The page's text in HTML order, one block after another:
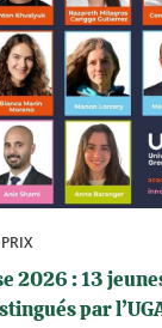
2026 : 13
par